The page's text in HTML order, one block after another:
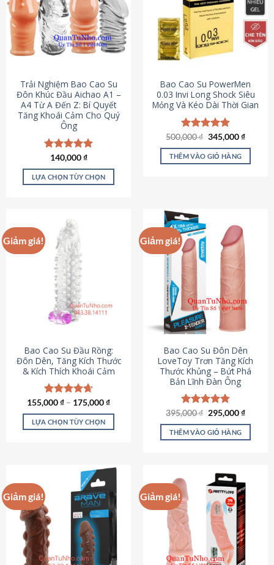
Trải Nghiệm Bao Cao Su
Đôn Khúc Đầu Aichao A1 –
A4 Từ A Đến Z: Bí Quyết
Tăng Khoái Cảm Cho Quý
Ông
Được xếp
hạng4.88
5 sao
140,000₫
LỰA CHỌN TÙY CHỌN
có
nhiều
biến
thể.
Các
tùy
chọn
có
chọn
trên
trang
sản
phẩm
Bao Cao Su PowerMen
0.03 Invi Long Shock Siêu
Mỏng Và Kéo Dài Thời Gian
Được xếp
hạng4.85
5 sao
500,000₫ Giá
là:
500,000 ₫.
345,000₫Giá
tại
THÊM VÀO GIỎ HÀNG
Giảm giá!
Bao Cao Su Đầu Rồng:
Đôn Dên, Tăng Kích Thước
& Kích Thích Khoái Cảm
Được xếp
hạng4.69
5 sao
155,000₫ – 175,000₫
LỰA CHỌN TÙY CHỌN
nhiều
biến
thể.
Các
tùy
chọn
Giảm giá!
Bao Cao Su Đôn Dên
LoveToy Trơn Tăng Kích
Thước Khủng – Bứt Phá
Bản Lĩnh Đàn Ông
Được xếp
hạng4.82
5 sao
395,000₫ Giá
là:
395,000 ₫.
295,000₫Giá
tại
THÊM VÀO GIỎ HÀNG
Giảm giá! Giảm giá!